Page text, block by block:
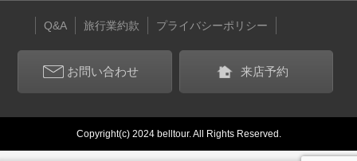
Q&A 旅行業約款 プライバシーポリシー
お問い合わせ 来店予約
Copyright(c) 2024 belltour. All Rights Reserved.